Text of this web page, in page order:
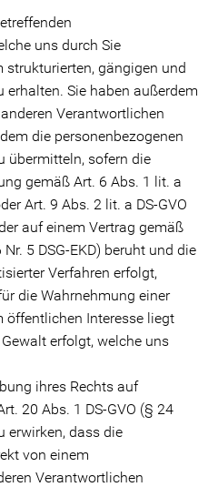
uns durch Sie
strukturierten, gängigen und
Sie haben außerdem
Verantwortlichen
die personenbezogenen
übermitteln, sofern die
gemäß Art. 6 Abs. 1 lit. a
Art. 9 Abs. 2 lit. a DS-GVO
auf einem Vertrag gemäß
5 DSG-EKD) beruht und die
Verfahren erfolgt,
die Wahrnehmung einer
öffentlichen Interesse liegt
erfolgt, welche uns
ihres Rechts auf
20 Abs. 1 DS-GVO (§ 24
erwirken, dass die
von einem
Verantwortlichen